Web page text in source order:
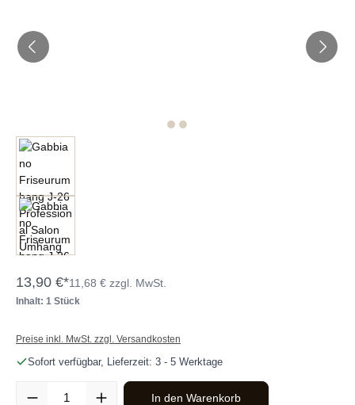
13,90 €*11,68 € zzgl. MwSt.
Inhalt: 1 Stück
Preise inkl. MwSt. zzgl. Versandkosten
Sofort verfügbar, Lieferzeit: 3 - 5 Werktage
Produkt Anzahl: Gib den gewünschten Wert ein oder benutze die
In den Warenkorb